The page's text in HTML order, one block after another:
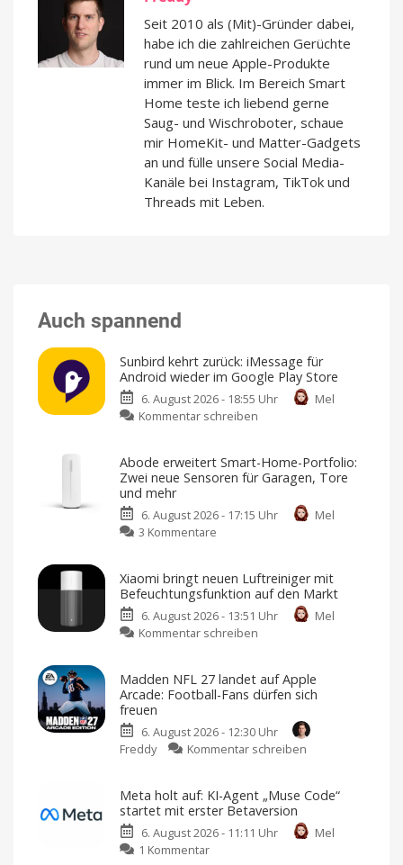
Seit 2010 als (Mit)-Gründer dabei,
habe ich die zahlreichen Gerüchte
rund um neue Apple-Produkte
immer im Blick. Im Bereich Smart
Home teste ich liebend gerne
Saug- und Wischroboter, schaue
mir HomeKit- und Matter-Gadgets
an und fülle unsere Social Media-
Kanäle bei Instagram, TikTok und
Threads mit Leben.
Auch spannend
Sunbird kehrt zurück: iMessage für
Android wieder im Google Play Store
6. August 2026 - 18:55 Uhr
Mel
Kommentar schreiben
zurück:
iMessage
Android
Google
Play
Store
Sicherheitsbedenken
Abode erweitert Smart-Home-Portfolio:
Zwei neue Sensoren für Garagen, Tore
und mehr
6. August 2026 - 17:15 Uhr
Mel
3 Kommentare
Smart-
Home-
Portfolio:
Zwei
für
Garagen,
und
mehr
Home
Xiaomi bringt neuen Luftreiniger mit
Befeuchtungsfunktion auf den Markt
6. August 2026 - 13:51 Uhr
Mel
Kommentar schreiben
neuen
Luftreiniger
Befeuchtungsfunktion
auf
Preis
und
Verfügbarkeit
offen
Madden NFL 27 landet auf Apple
Arcade: Football-Fans dürfen sich
freuen
6. August 2026 - 12:30 Uhr
Freddy
Kommentar schreiben
27
auf
Meta holt auf: KI-Agent „Muse Code“
startet mit erster Betaversion
6. August 2026 - 11:11 Uhr
Mel
1 Kommentar